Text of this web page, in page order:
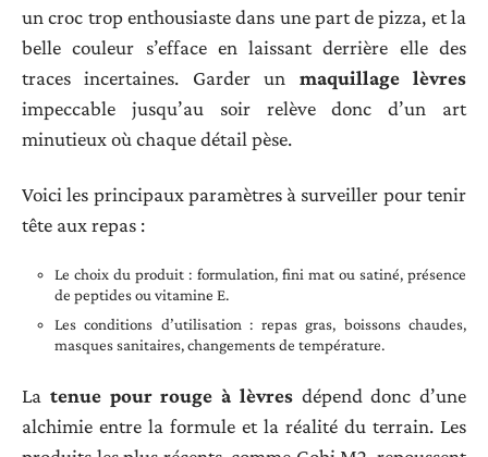
un croc trop enthousiaste dans une part de pizza, et la
belle couleur s’efface en laissant derrière elle des
traces incertaines. Garder un maquillage lèvres
impeccable jusqu’au soir relève donc d’un art
minutieux où chaque détail pèse.
Voici les principaux paramètres à surveiller pour tenir
tête aux repas :
Le choix du produit : formulation, fini mat ou satiné, présence
de peptides ou vitamine E.
Les conditions d’utilisation : repas gras, boissons chaudes,
masques sanitaires, changements de température.
La tenue pour rouge à lèvresdépend donc d’une
alchimie entre la formule et la réalité du terrain. Les